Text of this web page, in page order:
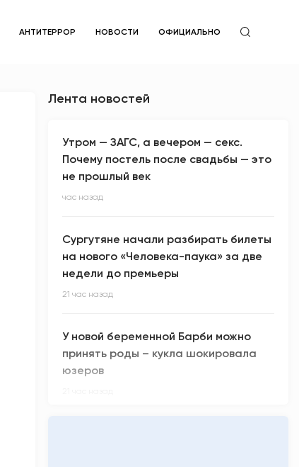
АНТИТЕРРОР НОВОСТИ ОФИЦИАЛЬНО
Лента новостей
Утром — ЗАГС, а вечером — секс.
Почему постель после свадьбы — это
не прошлый век
час назад
Сургутяне начали разбирать билеты
на нового «Человека-паука» за две
недели до премьеры
21 час назад
У новой беременной Барби можно
принять роды – кукла шокировала
юзеров